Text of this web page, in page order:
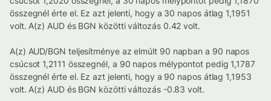
összegnél érte el. Ez azt jelenti, hogy a 30 napos átlag 1,1951
volt. A(z) AUD és BGN közötti változás 0.42 volt.
A(z) AUD/BGN teljesítménye az elmúlt 90 napban a 90 napos
csúcsot 1,2111 összegnél, a 90 napos mélypontot pedig 1,1787
összegnél érte el. Ez azt jelenti, hogy a 90 napos átlag 1,1953
volt. A(z) AUD és BGN közötti változás -0.83 volt.